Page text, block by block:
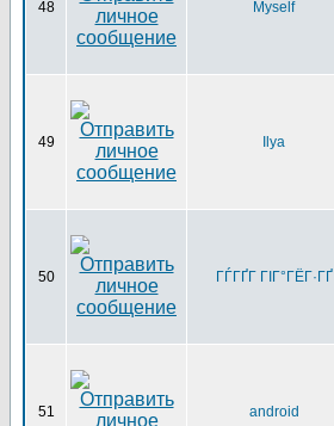
48 Myself
49 Ilya
50 ГЃГҐГ ГІГ°ГЁГ·ГҐ
51 android